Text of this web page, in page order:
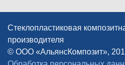
Стеклопластиковая
производителя
© ООО «АльянсКомпозит»,